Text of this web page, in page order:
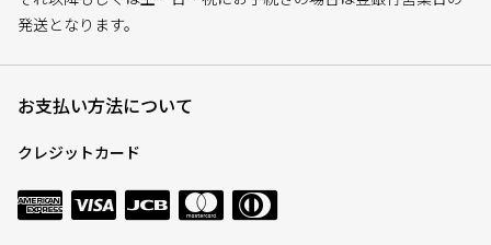
発送となります。
お支払い方法について
クレジットカード